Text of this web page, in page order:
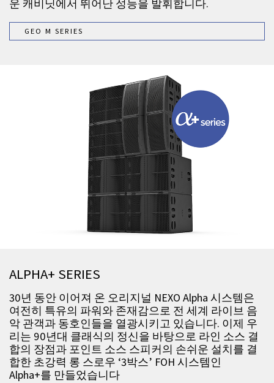
운 캐비닛에서 뛰어난 성능을 발휘합니다.
GEO M SERIES
ALPHA+ SERIES
30년 동안 이어져 온 오리지널 NEXO Alpha 시스템은
여전히 특유의 파워와 존재감으로 전 세계 라이브 음
악 관객과 동호인들을 열광시키고 있습니다. 이제 우
리는 90년대 클래식의 정신을 바탕으로 라인 소스 결
합의 장점과 포인트 소스 스피커의 손쉬운 설치를 결
합한 초강력 롱 스로우 ‘3박스’ FOH 시스템인
Alpha+를 만들었습니다